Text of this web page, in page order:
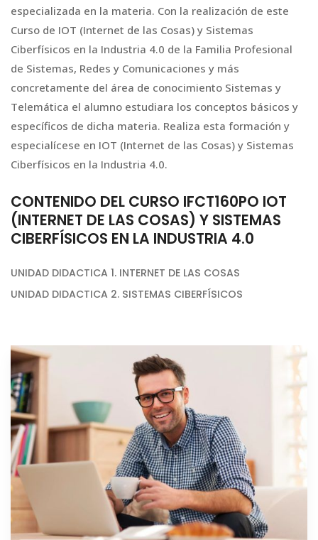
especializada en la materia. Con la realización de este
Curso de IOT (Internet de las Cosas) y Sistemas
Ciberfísicos en la Industria 4.0 de la Familia Profesional
de Sistemas, Redes y Comunicaciones y más
concretamente del área de conocimiento Sistemas y
Telemática el alumno estudiara los conceptos básicos y
específicos de dicha materia. Realiza esta formación y
especialícese en IOT (Internet de las Cosas) y Sistemas
Ciberfísicos en la Industria 4.0.
CONTENIDO DEL CURSO IFCT160PO IOT
(INTERNET DE LAS COSAS) Y SISTEMAS
CIBERFÍSICOS EN LA INDUSTRIA 4.0
UNIDAD DIDACTICA 1. INTERNET DE LAS COSAS
UNIDAD DIDACTICA 2. SISTEMAS CIBERFÍSICOS